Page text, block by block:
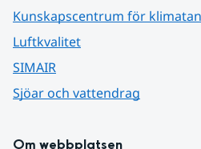
Kunskapscentrum för
Luftkvalitet
SIMAIR
Sjöar och vattendrag
Om webbplatsen